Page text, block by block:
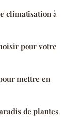
climatisation à
pour votre
mettre en
de plantes